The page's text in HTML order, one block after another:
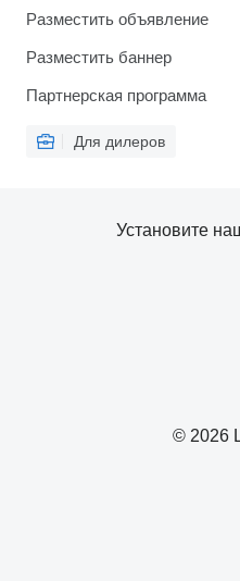
Разместить объявление
Разместить баннер
Партнерская программа
Для дилеров
© 2026
Установите